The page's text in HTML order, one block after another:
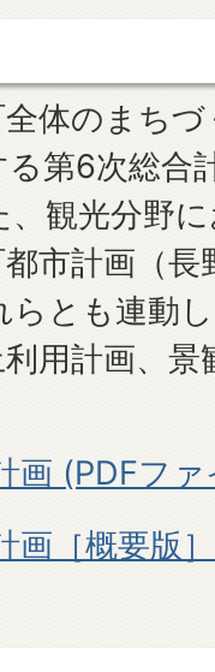
体のまち
第6次総合
観光分野
市計画（
とも連動
用計画、
画 (PDFフ
画［概要版